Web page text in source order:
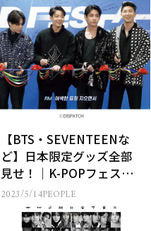
【BTS・SEVENTEENな
ど】日本限定グッズ全部
見せ！｜K-POPフェス
「D’FESTA」
2023/5/14PEOPLE